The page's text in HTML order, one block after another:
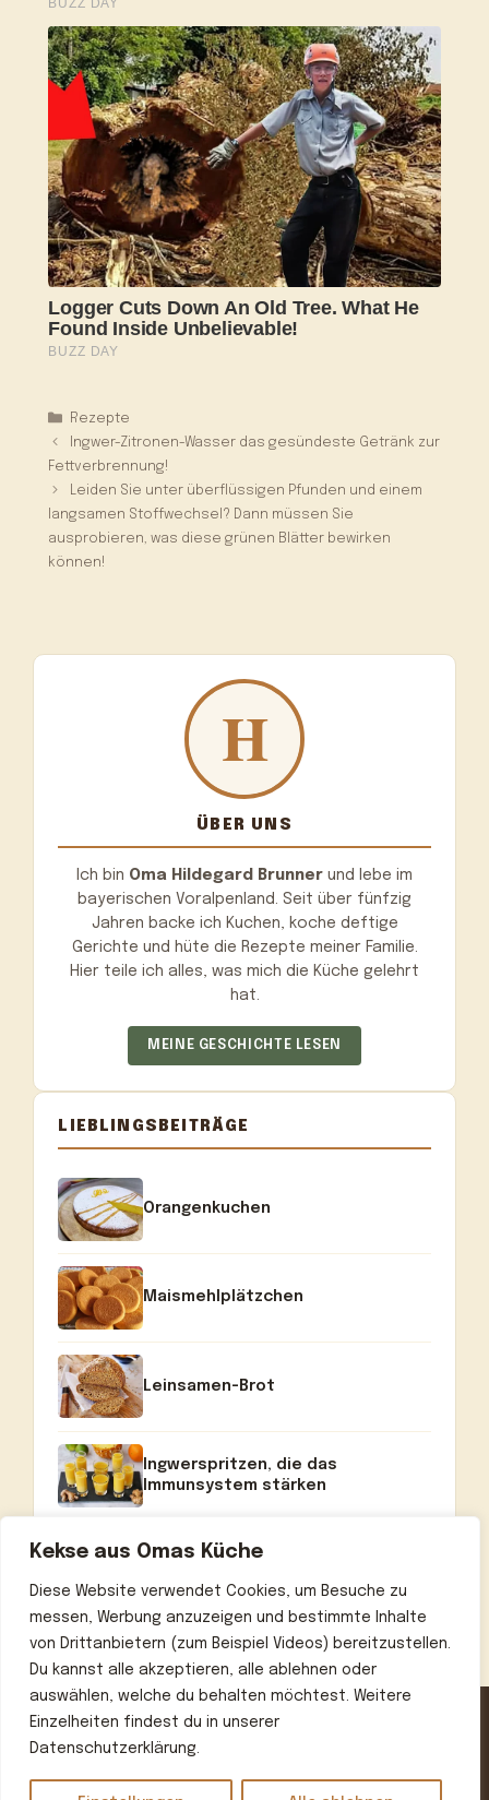
Kekse aus Omas Küche
Diese Website verwendet Cookies, um Besuche zu
messen, Werbung anzuzeigen und bestimmte Inhalte
von Drittanbietern (zum Beispiel Videos) bereitzustellen.
Du kannst alle akzeptieren, alle ablehnen oder
auswählen, welche du behalten möchtest. Weitere
Einzelheiten findest du in unserer
Datenschutzerklärung.
Kategorien
Rezepte
Ingwer-Zitronen-Wasser das gesündeste Getränk zur
Fettverbrennung!
Leiden Sie unter überflüssigen Pfunden und einem
langsamen Stoffwechsel? Dann müssen Sie
ausprobieren, was diese grünen Blätter bewirken
können!
ÜBER UNS
Ich bin Oma Hildegard Brunner und lebe im
bayerischen Voralpenland. Seit über fünfzig
Jahren backe ich Kuchen, koche deftige
Gerichte und hüte die Rezepte meiner Familie.
Hier teile ich alles, was mich die Küche gelehrt
hat.
MEINE GESCHICHTE LESEN
LIEBLINGSBEITRÄGE
Orangenkuchen
Maismehlplätzchen
Leinsamen-Brot
Ingwerspritzen, die das
Immunsystem stärken